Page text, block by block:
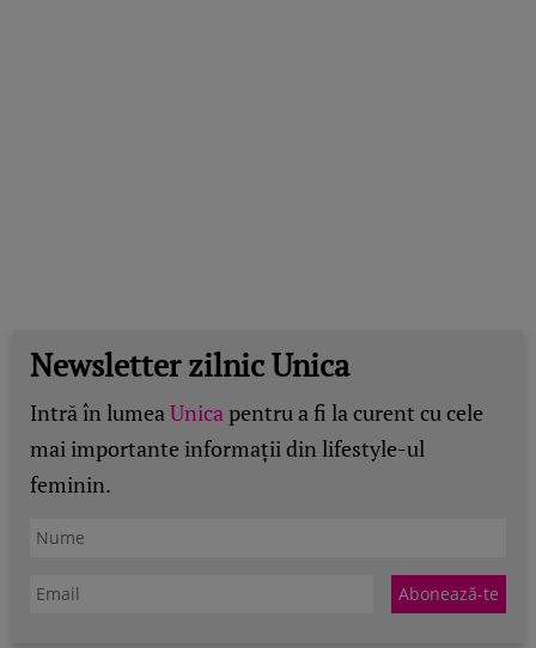
Newsletter zilnic Unica
Intră în lumeaUnicapentru a fi la curent cu cele
mai importante informații din lifestyle-ul
feminin.